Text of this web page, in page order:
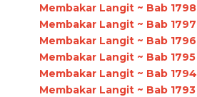
Membakar Langit ~ Bab 1798
Membakar Langit ~ Bab 1797
Membakar Langit ~ Bab 1796
Membakar Langit ~ Bab 1795
Membakar Langit ~ Bab 1794
Membakar Langit ~ Bab 1793